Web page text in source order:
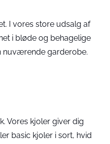
I vores store udsalg af
i bløde og behagelige
nuværende garderobe.
Vores kjoler giver dig
basic kjoler i sort, hvid